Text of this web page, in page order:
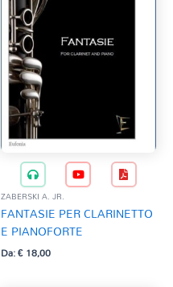
ZABERSKI A. JR.
FANTASIE PER CLARINETTO
E PIANOFORTE
Da:€18,00